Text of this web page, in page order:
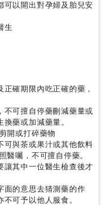
可以開出對孕婦及胎兒安
生
確期限內吃正確的藥，
不可擅自停藥刪減藥量或
藥或加減藥量。
開或打碎藥物
可與茶或果汁或其他飲料
醫囑，不可擅自停藥。
讓其中一位醫生檢查後才
面的意思去猜測藥的作
可予以他人服食。